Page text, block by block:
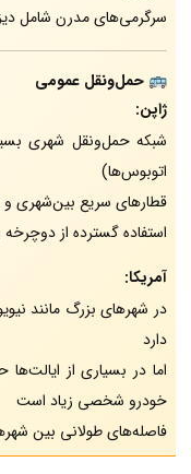
سرگرمی‌های مدرن شامل
🚌 حمل‌ونقل عمومی
ژاپن:
شبکه حمل‌ونقل شهری
اتوبوس‌ها)
قطارهای سریع بین‌شهری و
استفاده گسترده از
آمریکا:
در شهرهای بزرگ مانند
دارد
اما در بسیاری از
خودرو شخصی زیاد است
فاصله‌های طولانی بین